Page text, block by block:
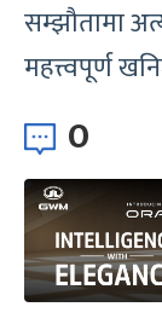
सम्झौतामा
महत्त्वपूर्ण
0